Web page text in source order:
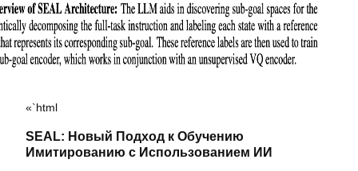
«`html
SEAL: Новый Подход к Обучению
Имитированию с Использованием ИИ